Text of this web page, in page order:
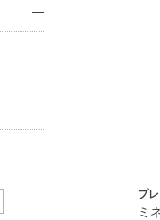
プ
ミ